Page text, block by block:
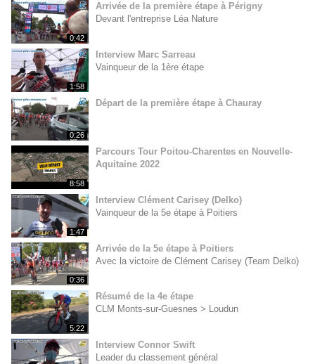
0:42
Arrivée de la première étape à Périgny
Devant l'entreprise Léa Nature
1:58
Interview Marc Sarreau
Vainqueur de la 1ère étape
0:26
Départ de la première étape à Chauray
8:58
Parcours Tour Poitou-Charentes en Nouvelle-
Aquitaine 2022
1:47
Interview Clément Carisey (Delko)
Vainqueur de la 5e étape à Poitiers
0:36
Arrivée de la 5e étape à Poitiers
Avec la victoire de Clément Carisey (Team Delko)
5:22
Résumé de la 4e étape
CLM Monts-sur-Guesnes > Loudun
Interview Connor Swift
Leader du classement général